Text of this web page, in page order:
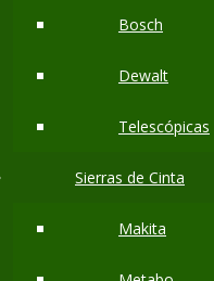
Bosch
Dewalt
Telescópicas
Sierras de Cinta
Makita